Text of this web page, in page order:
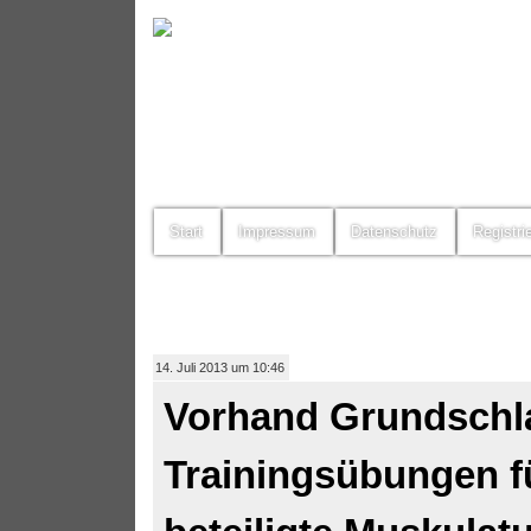
Start Impressum Datenschutz
14. Juli 2013 um 10:46
Vorhand
Trainingsübungen